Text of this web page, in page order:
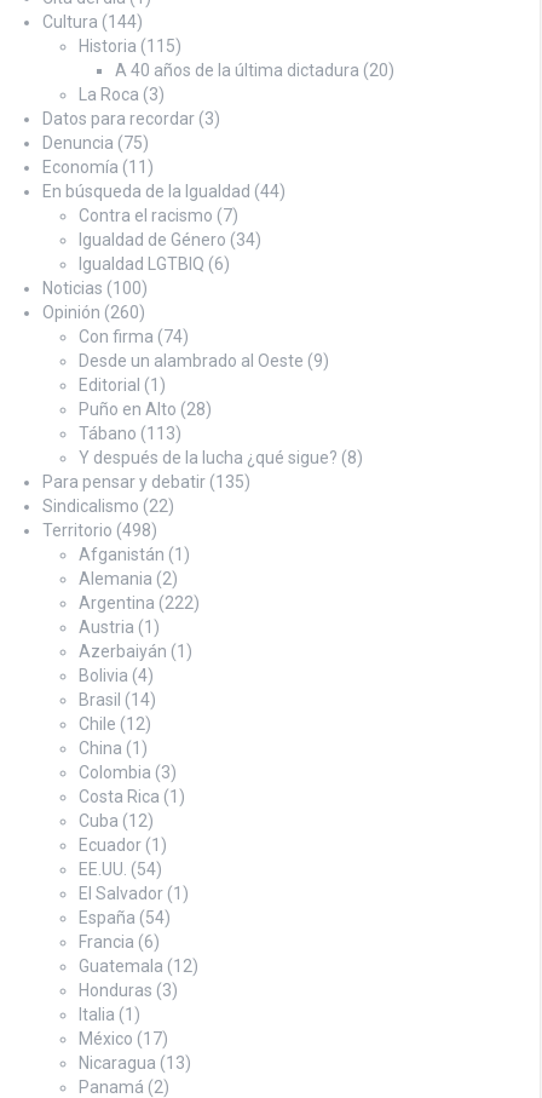
Cultura (144)
Historia (115)
A 40 años de la última dictadura (20)
La Roca (3)
Datos para recordar (3)
Denuncia (75)
Economía (11)
En búsqueda de la Igualdad (44)
Contra el racismo (7)
Igualdad de Género (34)
Igualdad LGTBIQ (6)
Noticias (100)
Opinión (260)
Con firma (74)
Desde un alambrado al Oeste (9)
Editorial (1)
Puño en Alto (28)
Tábano (113)
Y después de la lucha ¿qué sigue? (8)
Para pensar y debatir (135)
Sindicalismo (22)
Territorio (498)
Afganistán (1)
Alemania (2)
Argentina (222)
Austria (1)
Azerbaiyán (1)
Bolivia (4)
Brasil (14)
Chile (12)
China (1)
Colombia (3)
Costa Rica (1)
Cuba (12)
Ecuador (1)
EE.UU. (54)
El Salvador (1)
España (54)
Francia (6)
Guatemala (12)
Honduras (3)
Italia (1)
México (17)
Nicaragua (13)
Panamá (2)